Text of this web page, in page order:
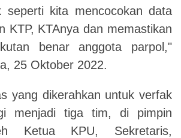
seperti kita mencocokan data
KTP, KTAnya dan memastikan
benar anggota parpol,"
25 Oktober 2022.
yang dikerahkan untuk verfak
menjadi tiga tim, di pimpin
Ketua KPU, Sekretaris,